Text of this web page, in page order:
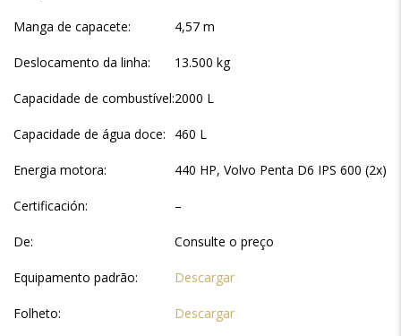
Manga de capacete: 4,57 m
Deslocamento da linha: 13.500 kg
Capacidade de combustível:2000 L
Capacidade de água doce: 460 L
Energia motora: 440 HP, Volvo Penta D6 IPS 600 (2x)
Certificación: –
De: Consulte o preço
Equipamento padrão: Descargar
Folheto: Descargar